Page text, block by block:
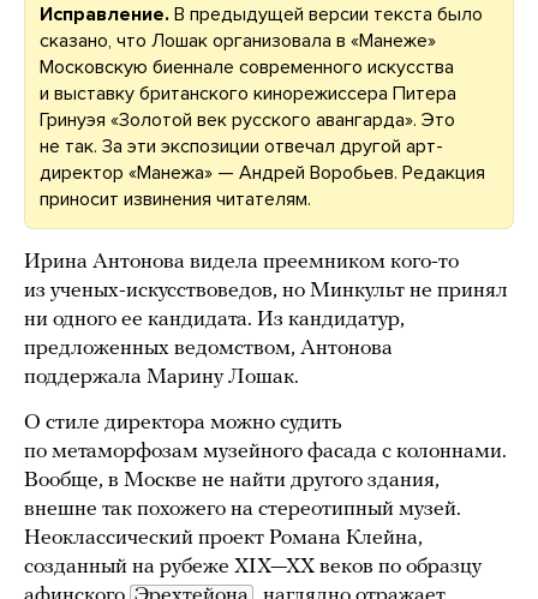
Исправление. В предыдущей версии текста было
сказано, что Лошак организовала в «Манеже»
Московскую биеннале современного искусства
и выставку британского кинорежиссера Питера
Гринуэя «Золотой век русского авангарда». Это
не так. За эти экспозиции отвечал другой арт-
директор «Манежа» — Андрей Воробьев. Редакция
приносит извинения читателям.
Ирина Антонова видела преемником кого-то
из ученых-искусствоведов, но Минкульт не принял
ни одного ее кандидата. Из кандидатур,
предложенных ведомством, Антонова
поддержала Марину Лошак.
О стиле директора можно судить
по метаморфозам музейного фасада с колоннами.
Вообще, в Москве не найти другого здания,
внешне так похожего на стереотипный музей.
Неоклассический проект Романа Клейна,
созданный на рубеже XIX—XX веков по образцу